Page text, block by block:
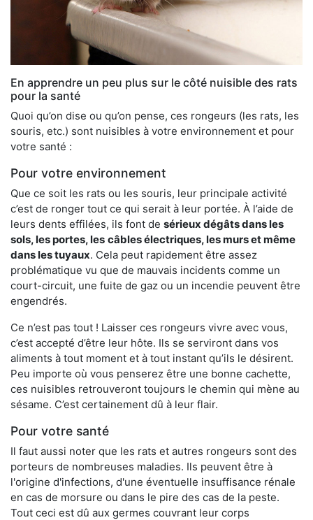
En apprendre un peu plus sur le côté nuisible des rats
pour la santé
Quoi qu’on dise ou qu’on pense, ces rongeurs (les rats, les
souris, etc.) sont nuisibles à votre environnement et pour
votre santé :
Pour votre environnement
Que ce soit les rats ou les souris, leur principale activité
c’est de ronger tout ce qui serait à leur portée. À l’aide de
leurs dents effilées, ils font de sérieux dégâts dans les
sols, les portes, les câbles électriques, les murs et même
dans les tuyaux. Cela peut rapidement être assez
problématique vu que de mauvais incidents comme un
court-circuit, une fuite de gaz ou un incendie peuvent être
engendrés.
Ce n’est pas tout ! Laisser ces rongeurs vivre avec vous,
c’est accepté d’être leur hôte. Ils se serviront dans vos
aliments à tout moment et à tout instant qu’ils le désirent.
Peu importe où vous penserez être une bonne cachette,
ces nuisibles retrouveront toujours le chemin qui mène au
sésame. C’est certainement dû à leur flair.
Pour votre santé
Il faut aussi noter que les rats et autres rongeurs sont des
porteurs de nombreuses maladies. Ils peuvent être à
l'origine d'infections, d'une éventuelle insuffisance rénale
en cas de morsure ou dans le pire des cas de la peste.
Tout ceci est dû aux germes couvrant leur corps